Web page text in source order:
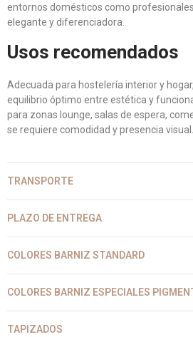
entornos domésticos como
elegante y diferenciadora.
Usos recomendados
Adecuada para hostelería interior y
equilibrio óptimo entre estética y
para zonas lounge, salas de espera,
se requiere comodidad y presencia visual.
TRANSPORTE
PLAZO DE ENTREGA
COLORES BARNIZ STANDARD
COLORES BARNIZ ESPECIALES
TAPIZADOS